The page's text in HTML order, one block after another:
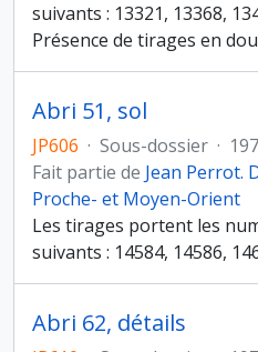
suivants : 13321, 13368,
Présence de tirages en
Abri 51, sol
JP606 · Sous-dossier ·
Fait partie de Jean Perrot.
Proche- et Moyen-Orient
Les tirages portent les
suivants : 14584, 14586,
Abri 62, détails